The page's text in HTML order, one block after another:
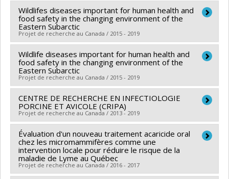
Cqrs
Programmes de subvention :
Co-chercheurs : Nicholas Ogden ,André Ravel ,Patrick
Leighton,Emily Jenkins
Sources de financement :Secrétariat Inter-Conseil et
Réseaux des centres d'excellence (RCE)
Programmes de subvention :PV143493-(RCE)
Réseaux de centres d'excellence
Wildlifes diseases important for human health and
food safety in the changing environment of the
Eastern Subarctic
Projet de recherche au Canada / 2015 - 2019
Co-chercheurs : Nicholas Ogden,André Ravel,Patrick
Leighton,Emily Jenkins
Sources de financement :Secrétariat Inter-Conseil et
Réseaux des centres d'excellence (RCE)
Programmes de subvention :PV143493-(RCE)
Réseaux de centres d'excellence
Wildlife diseases important for human health and
food safety in the changing environment of the
Eastern Subarctic
Projet de recherche au Canada / 2015 - 2019
Co-chercheurs : Nicholas Ogden,André Ravel,
Patrick
Leighton,Emily Jenkins
Sources de financement :Secrétariat Inter-Conseil et
Réseaux des centres d'excellence (RCE)
Programmes de subvention :PV143493-(RCE)
Réseaux de centres d'excellence
CENTRE DE RECHERCHE EN INFECTIOLOGIE
PORCINE ET AVICOLE (CRIPA)
Projet de recherche au Canada / 2013 - 2019
Chercheur principal : Josée Harel
Co-chercheurs : John Morris Fairbrother, Carl A.
Gagnon ,Nicholas Ogden,Philippe Fravalo
Archambault,Julie Arsenault,Younès Chorfi,Yvan
Évaluation d'un nouveau traitement acaricide oral
chez les micromammifères comme une
intervention locale pour réduire le risque de la
maladie de Lyme au Québec
Projet de recherche au Canada / 2016 - 2017